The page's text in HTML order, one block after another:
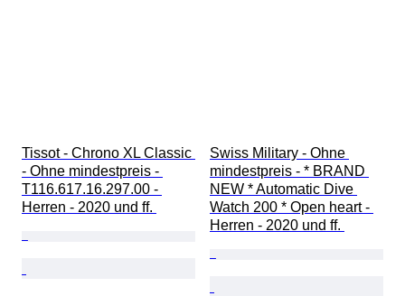
Tissot - Chrono XL Classic
- Ohne mindestpreis -
T116.617.16.297.00 -
Herren - 2020 und ff.
Swiss Military - Ohne
mindestpreis - * BRAND
NEW * Automatic Dive
Watch 200 * Open heart -
Herren - 2020 und ff.